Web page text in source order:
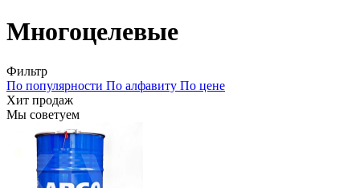
Многоцелевые
Фильтр
По популярности По алфавиту По цене
Хит продаж
Мы советуем